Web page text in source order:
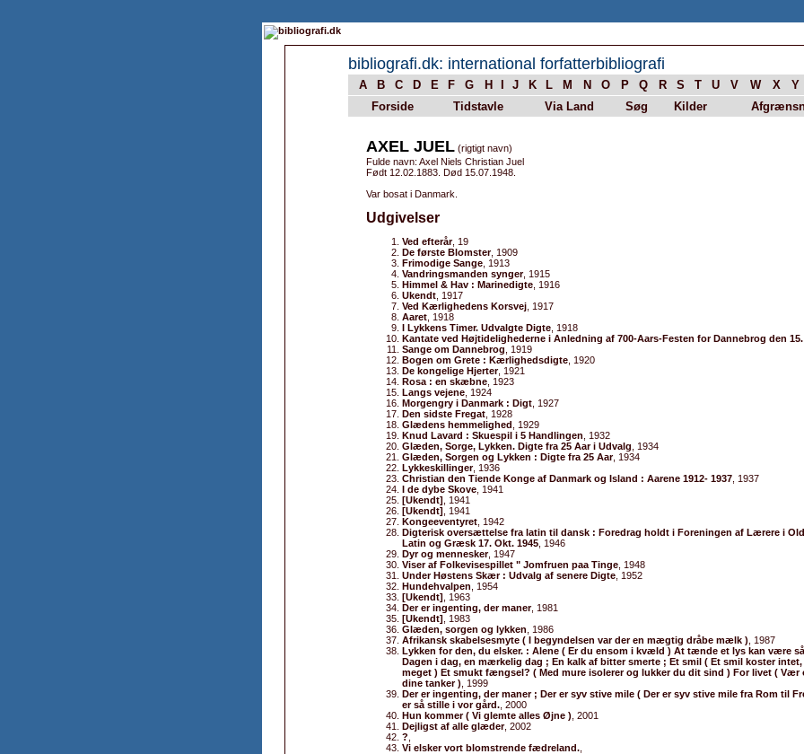
bibliografi.dk: international forfatterbibliografi
A B C D E F G H J K L M N O P Q R S T U V W X Y
Forside
Tidstavle Via Land Søg Kilder
AXEL JUEL (rigtigt navn)
Fulde navn: Axel Niels Christian Juel
Født 12.02.1883. Død 15.07.1948.
Var bosat i Danmark.
Udgivelser
Ved efterår, 19
De første Blomster, 1909
Frimodige Sange , 1913
Vandringsmanden synger, 1915
Himmel & Hav : Marinedigte , 1916
Ukendt , 1917
Ved Kærlighedens Korsvej , 1917
Aaret , 1918
I Lykkens Timer. Udvalgte Digte , 1918
Kantate ved Højtidelighederne i Anledning af 700-Aars-Festen for Dannebrog den
Sange om Dannebrog , 1919
Bogen om Grete : Kærlighedsdigte , 1920
De kongelige Hjerter, 1921
Rosa : en skæbne , 1923
Langs vejene , 1924
Morgengry i Danmark : Digt , 1927
Den sidste Fregat , 1928
Glædens hemmelighed , 1929
Knud Lavard : Skuespil i 5 Handlingen , 1932
Glæden, Sorge, Lykken. Digte fra 25 Aar i Udvalg , 1934
Glæden, Sorgen og Lykken : Digte fra 25 Aar, 1934
Lykkeskillinger, 1936
Christian den Tiende Konge af Danmark og Island : Aarene 1912- 1937 , 1937
I de dybe Skove , 1941
[Ukendt] , 1941
[Ukendt] , 1941
Kongeeventyret , 1942
Digterisk oversættelse fra latin til dansk : Foredrag holdt i Foreningen af Lærere i
Latin og Græsk 17. Okt. 1945 , 1946
Dyr og mennesker, 1947
Viser af Folkevisespillet " Jomfruen paa Tinge , 1948
Under Høstens Skær : Udvalg af senere Digte , 1952
Hundehvalpen , 1954
[Ukendt] , 1963
Der er ingenting, der maner, 1981
[Ukendt] , 1983
Glæden, sorgen og lykken , 1986
Afrikansk skabelsesmyte ( I begyndelsen var der en mægtig dråbe mælk ) , 1987
Lykken for den, du elsker. : Alene ( Er du ensom i kvæld ) At tænde et lys kan være
Dagen i dag, en mærkelig dag ; En kalk af bitter smerte ; Et smil ( Et smil koster
meget ) Et smukt fængsel? ( Med mure isolerer og lukker du dit sind ) For livet (
dine tanker ) , 1999
Der er ingenting, der maner ; Der er syv stive mile ( Der er syv stive mile fra Rom til
er så stille i vor gård. , 2000
Hun kommer ( Vi glemte alles Øjne ) , 2001
Dejligst af alle glæder, 2002
?
Vi elsker vort blomstrende fædreland.